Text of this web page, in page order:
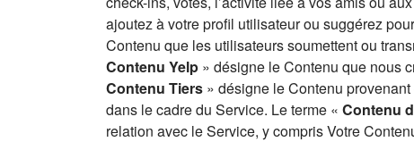
ajoutez à votre profil utilisateur ou suggérez
Contenu que les utilisateurs soumettent ou
Contenu Yelp » désigne le Contenu que nous
Contenu Tiers » désigne le Contenu
dans le cadre du Service. Le terme « Contenu
relation avec le Service, y compris Votre